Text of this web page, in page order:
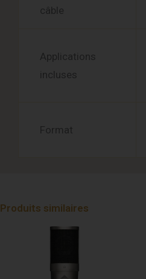
câble
Applications
incluses
Format
Produits similaires